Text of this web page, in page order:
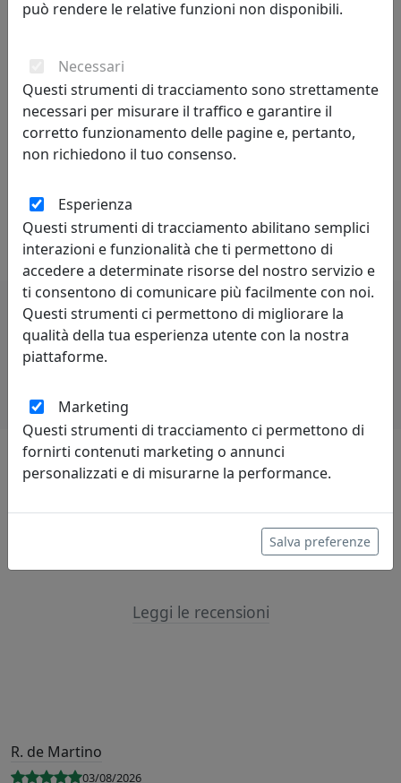
La creatività si fonda sulla profonda conoscenza delle
competenze preliminari. Caratteristiche della
personalità creativa sono curiosità, indipendenza,
spirito critico, autodisciplina.
Competitività - indica il livello di capacità concorrenziale
capacità di stare al passo con la concorrenza. Lo spirito
di rivalità è proprio di chi è competitivo.
Potrebbero interessarti
Lascia una recensione
Leggi le recensioni
R. de Martino
03/08/2026
può rendere le relative funzioni non disponibili.
Necessari
Questi strumenti di tracciamento sono strettamente
necessari per misurare il traffico e garantire il
corretto funzionamento delle pagine e, pertanto,
non richiedono il tuo consenso.
Esperienza
Questi strumenti di tracciamento abilitano semplici
interazioni e funzionalità che ti permettono di
accedere a determinate risorse del nostro servizio e
ti consentono di comunicare più facilmente con noi.
Questi strumenti ci permettono di migliorare la
qualità della tua esperienza utente con la nostra
piattaforme.
Marketing
Questi strumenti di tracciamento ci permettono di
fornirti contenuti marketing o annunci
personalizzati e di misurarne la performance.
Salva preferenze